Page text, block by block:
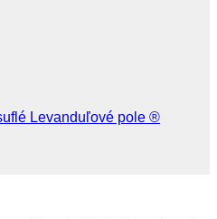
Levanduľové pole ®